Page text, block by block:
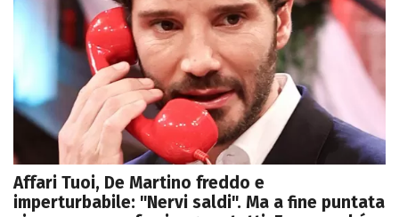
Affari Tuoi, De Martino freddo e
imperturbabile: "Nervi saldi". Ma a fine puntata